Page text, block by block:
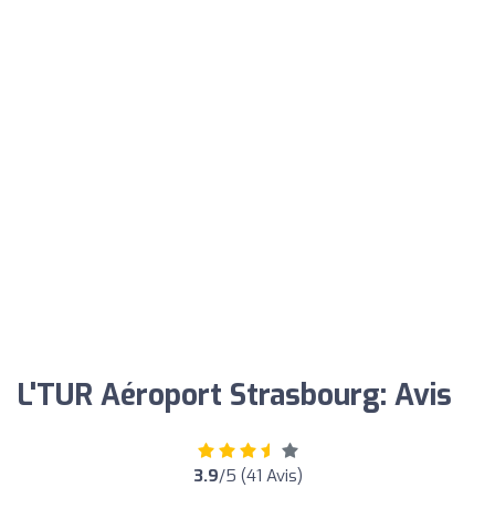
L'TUR Aéroport Strasbourg: Avis
3.9/5 (41 Avis)